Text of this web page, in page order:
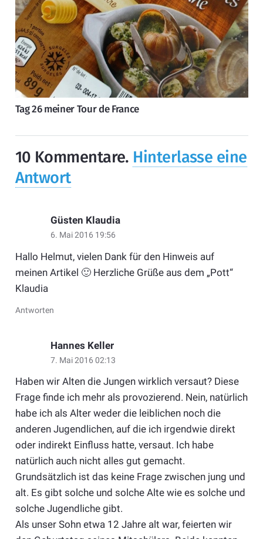
Tag 26 meiner Tour de France
10 Kommentare. Hinterlasse eine
Antwort
Güsten Klaudia
6. Mai 2016 19:56
Hallo Helmut, vielen Dank für den Hinweis auf
meinen Artikel 🙂 Herzliche Grüße aus dem „Pott“
Klaudia
Antworten
Hannes Keller
7. Mai 2016 02:13
Haben wir Alten die Jungen wirklich versaut? Diese
Frage finde ich mehr als provozierend. Nein, natürlich
habe ich als Alter weder die leiblichen noch die
anderen Jugendlichen, auf die ich irgendwie direkt
oder indirekt Einfluss hatte, versaut. Ich habe
natürlich auch nicht alles gut gemacht.
Grundsätzlich ist das keine Frage zwischen jung und
alt. Es gibt solche und solche Alte wie es solche und
solche Jugendliche gibt.
Als unser Sohn etwa 12 Jahre alt war, feierten wir